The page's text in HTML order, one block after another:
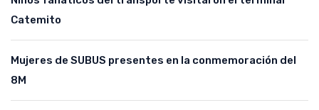
Catemito
Mujeres de SUBUS presentes en la conmemoración del
8M